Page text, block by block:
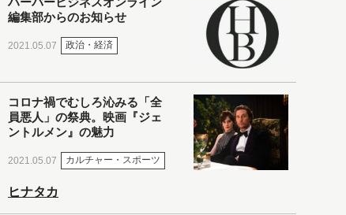
編集部からのお知らせ
2021.05.07 政治・経済
コロナ禍でむしろ沁みる「全
員悪人」の祭典。映画『ジェ
ントルメン』の魅力
2021.05.07 カルチャー・スポーツ
ヒナタカ